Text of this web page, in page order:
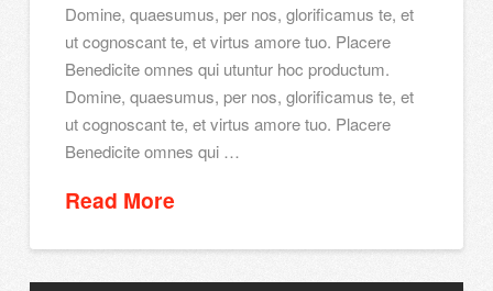
Domine, quaesumus, per nos, glorificamus te, et
ut cognoscant te, et virtus amore tuo. Placere
Benedicite omnes qui utuntur hoc productum.
Domine, quaesumus, per nos, glorificamus te, et
ut cognoscant te, et virtus amore tuo. Placere
Benedicite omnes qui …
Read More